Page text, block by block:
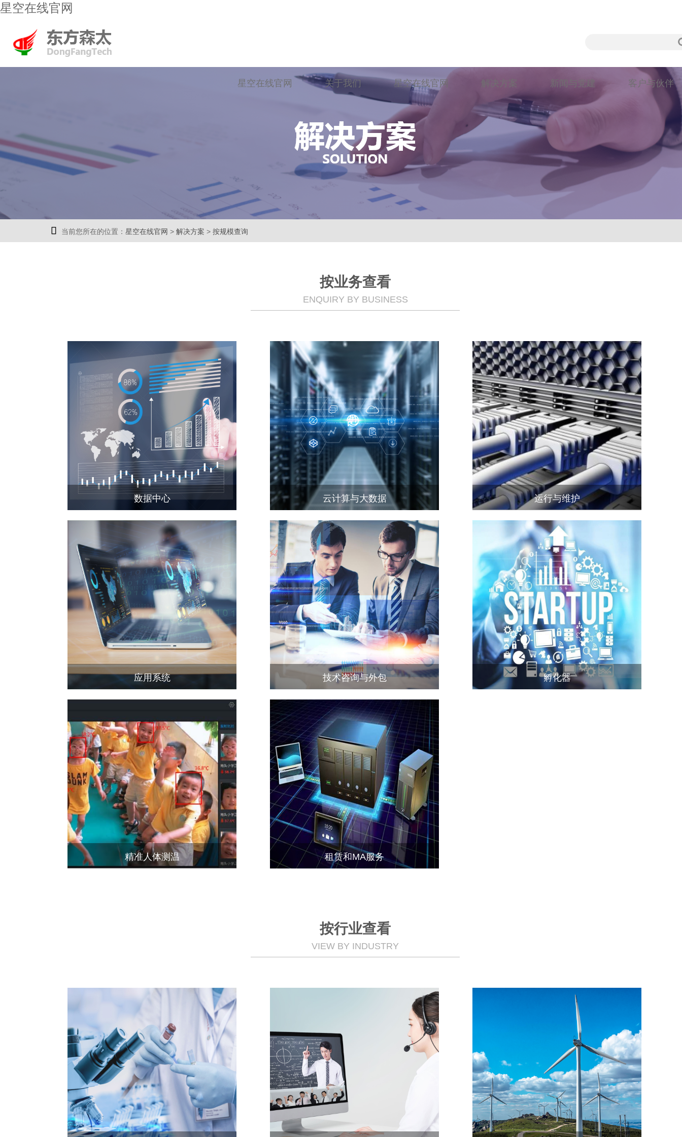
星空在线官网
星空在线官网 关于我们 星空在线官网 解决方案 新闻与党建 客户与伙伴
 当前您所在的位置： 星空在线官网 > 解决方案 > 按规模查询
按业务查看
ENQUIRY BY BUSINESS
数据中心 云计算与大数据 运行与维护
应用系统 技术咨询与外包 孵化器
精准人体测温 租赁和MA服务
按行业查看
VIEW BY INDUSTRY